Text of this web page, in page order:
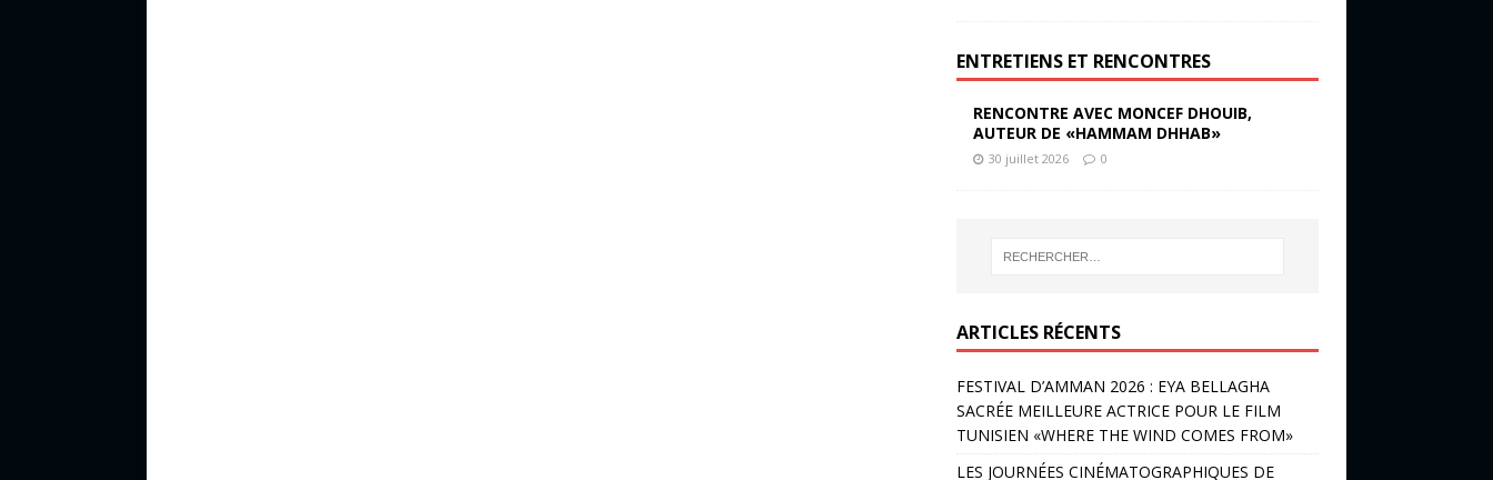
ENTRETIENS ET RENCONTRES
RENCONTRE AVEC MONCEF DHOUIB,
AUTEUR DE «HAMMAM DHHAB»
30 juillet 2026 0
ARTICLES RÉCENTS
FESTIVAL D’AMMAN 2026 : EYA BELLAGHA
SACRÉE MEILLEURE ACTRICE POUR LE FILM
TUNISIEN «WHERE THE WIND COMES FROM»
LES JOURNÉES CINÉMATOGRAPHIQUES DE